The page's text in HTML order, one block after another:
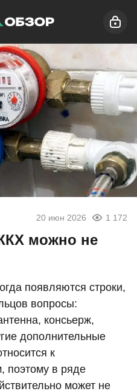
20 июн 2026 1 172
можно не
появляются строки,
вопросы:
консьерж,
дополнительные
к
поэтому в ряде
может не